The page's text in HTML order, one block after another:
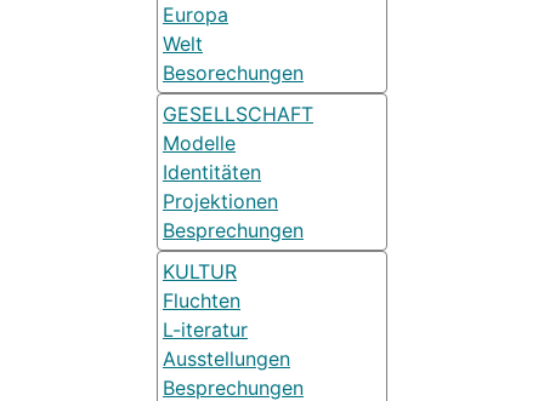
Europa
Welt
Besorechungen
GESELLSCHAFT
Modelle
Identitäten
Projektionen
Besprechungen
KULTUR
Fluchten
L-iteratur
Ausstellungen
Besprechungen